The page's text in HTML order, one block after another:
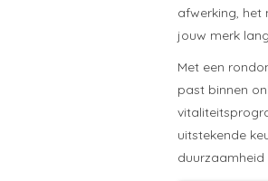
afwerking, het
jouw merk
Met een
past binnen
uitstekende